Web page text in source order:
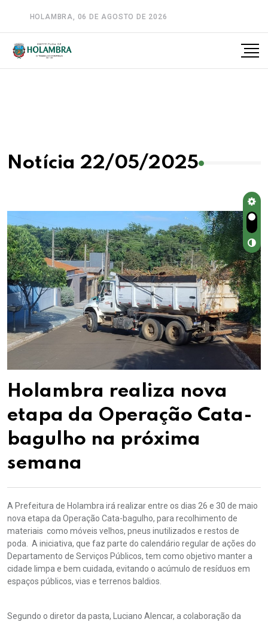
HOLAMBRA, 06 DE AGOSTO DE 2026
Notícia 22/05/2025
Holambra realiza nova
etapa da Operação Cata-
bagulho na próxima
semana
A Prefeitura de Holambra irá realizar entre os dias 26 e 30 de maio
nova etapa da Operação Cata-bagulho, para recolhimento de
materiais como móveis velhos, pneus inutilizados e restos de
poda. A iniciativa, que faz parte do calendário regular de ações do
Departamento de Serviços Públicos, tem como objetivo manter a
cidade limpa e bem cuidada, evitando o acúmulo de resíduos em
espaços públicos, vias e terrenos baldios.
Segundo o diretor da pasta, Luciano Alencar, a colaboração da